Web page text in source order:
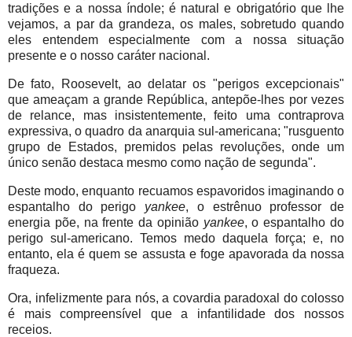
tradições e a nossa índole; é natural e obrigatório que lhe
vejamos, a par da grandeza, os males, sobretudo quando
eles entendem especialmente com a nossa situação
presente e o nosso caráter nacional.
De fato, Roosevelt, ao delatar os "perigos excepcionais"
que ameaçam a grande República, antepõe-lhes por vezes
de relance, mas insistentemente, feito uma contraprova
expressiva, o quadro da anarquia sul-americana; "rusguento
grupo de Estados, premidos pelas revoluções, onde um
único senão destaca mesmo como nação de segunda".
Deste modo, enquanto recuamos espavoridos imaginando o
espantalho do perigo yankee, o estrênuo professor de
energia põe, na frente da opinião yankee, o espantalho do
perigo sul-americano. Temos medo daquela força; e, no
entanto, ela é quem se assusta e foge apavorada da nossa
fraqueza.
Ora, infelizmente para nós, a covardia paradoxal do colosso
é mais compreensível que a infantilidade dos nossos
receios.